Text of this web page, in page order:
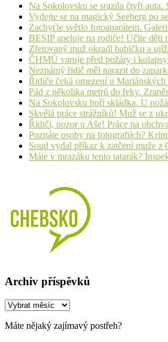
Na Sokolovsku se srazila čtyři auta.
Vydejte se na magický Seeberg po
Zachyťte světlo fotoaparátem.
BESIP apeluje na rodiče! Učíte děti
Zfetovaný muž okradl babičku a
ČHMÚ varuje před požáry i
Neznámý řidič měl narazit do
Řidiče čeká omezení u
Pád z několika metrů do řeky.
Na Sokolovsku hoří skládka. U
Skvělá práce strážníků! Muž se z
Řidiči, pozor u Aše! Práce na
Poznáte osoby na fotografiích?
Soud vydal příkaz k zatčení muže z
Máte v mrazáku tento tatarák?
Archiv příspěvků
Archiv
Máte nějaký zajímavý postřeh?